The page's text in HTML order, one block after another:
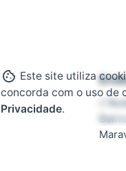
Este site utiliza
concorda com o uso de
Privacidade.